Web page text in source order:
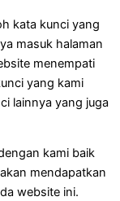
kata kunci yang
masuk halaman
menempati
yang kami
lainnya yang juga
kami baik
mendapatkan
website ini.